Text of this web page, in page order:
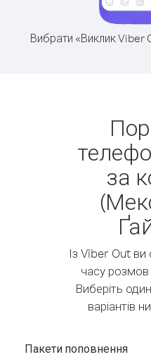
Вибрати «Виклик Viber
за
Із Viber Out
часу розмов
Виберіть
варіантів
Пакети поповнення